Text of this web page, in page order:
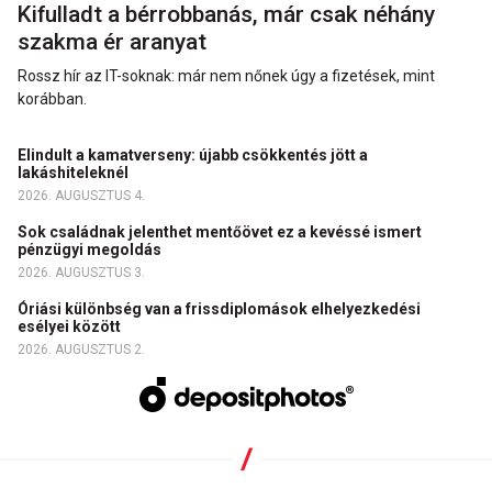
Kifulladt a bérrobbanás, már csak néhány
szakma ér aranyat
Rossz hír az IT-soknak: már nem nőnek úgy a fizetések, mint
korábban.
Elindult a kamatverseny: újabb csökkentés jött a
lakáshiteleknél
2026. AUGUSZTUS 4.
Sok családnak jelenthet mentőövet ez a kevéssé ismert
pénzügyi megoldás
2026. AUGUSZTUS 3.
Óriási különbség van a frissdiplomások elhelyezkedési
esélyei között
2026. AUGUSZTUS 2.